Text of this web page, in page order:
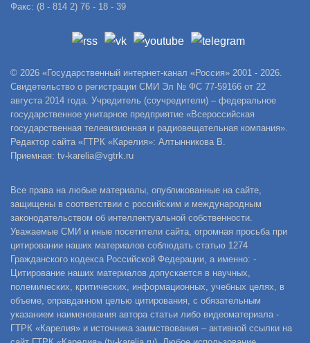
Факс: (8 - 814 2) 76 - 18 - 39
© 2026 «Государственный интернет-канал «Россия» 2001 - 2026.
Свидетельство о регистрации СМИ Эл № ФС 77-59166 от 22
августа 2014 года. Учредитель (соучредители) – федеральное
государственное унитарное предприятие «Всероссийская
государственная телевизионная и радиовещательная компания».
Редактор сайта «ГТРК «Карелия»: Алтынникова В.
Приемная: tv-karelia@vgtrk.ru
Все права на любые материалы, опубликованные на сайте,
защищены в соответствии с российским и международным
законодательством об интеллектуальной собственности.
Уважаемые СМИ и иные посетители сайта, огромная просьба при
цитировании наших материалов соблюдать статью 1274
Гражданского кодекса Российской Федерации, а именно: -
Цитирование наших материалов допускается в научных,
полемических, критических, информационных, учебных целях, в
объеме, оправданном целью цитирования, с обязательным
указанием наименования автора статьи либо видеоматериала -
ГТРК «Карелия» и источника заимствования – активной ссылки на